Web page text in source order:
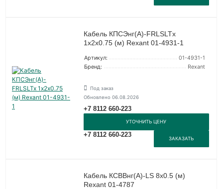
Кабель КПСЭнг(А)-FRLSLTx
1х2х0.75 (м) Rexant 01-4931-1
Артикул:
01-4931-1
Бренд:
Rexant
Под заказ
Обновлено 06.08.2026
+7 8112 660-223
УТОЧНИТЬ ЦЕНУ
+7 8112 660-223
ЗАКАЗАТЬ
Кабель КСВВнг(А)-LS 8х0.5 (м)
Rexant 01-4787